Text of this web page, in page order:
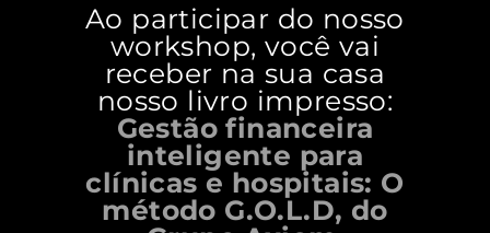
Ao participar do nosso
workshop, você vai
receber na sua casa
nosso livro impresso:
Gestão financeira
inteligente para
clínicas e hospitais: O
método G.O.L.D, do